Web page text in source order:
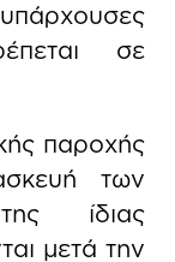
σε
παροχής
των
ίδιας
μετά την